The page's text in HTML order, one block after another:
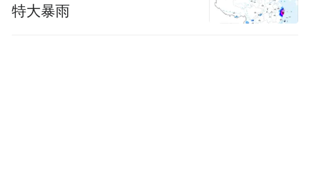
特大暴雨